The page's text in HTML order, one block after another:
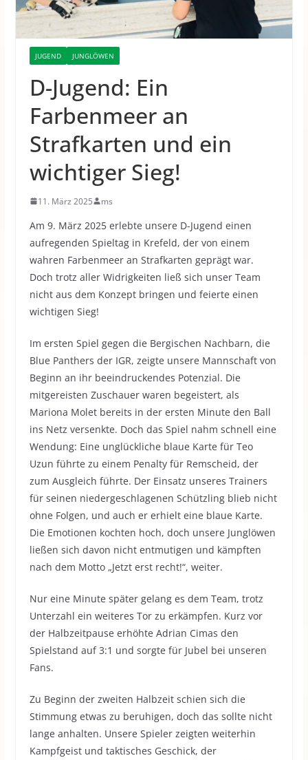
JUGEND JUNGLÖWEN
D-Jugend: Ein
Farbenmeer an
Strafkarten und ein
wichtiger Sieg!
11. März 2025 ms
Am 9. März 2025 erlebte unsere D-Jugend einen
aufregenden Spieltag in Krefeld, der von einem
wahren Farbenmeer an Strafkarten geprägt war.
Doch trotz aller Widrigkeiten ließ sich unser Team
nicht aus dem Konzept bringen und feierte einen
wichtigen Sieg!
Im ersten Spiel gegen die Bergischen Nachbarn, die
Blue Panthers der IGR, zeigte unsere Mannschaft von
Beginn an ihr beeindruckendes Potenzial. Die
mitgereisten Zuschauer waren begeistert, als
Mariona Molet bereits in der ersten Minute den Ball
ins Netz versenkte. Doch das Spiel nahm schnell eine
Wendung: Eine unglückliche blaue Karte für Teo
Uzun führte zu einem Penalty für Remscheid, der
zum Ausgleich führte. Der Einsatz unseres Trainers
für seinen niedergeschlagenen Schützling blieb nicht
ohne Folgen, und auch er erhielt eine blaue Karte.
Die Emotionen kochten hoch, doch unsere Junglöwen
ließen sich davon nicht entmutigen und kämpften
nach dem Motto „Jetzt erst recht!“, weiter.
Nur eine Minute später gelang es dem Team, trotz
Unterzahl ein weiteres Tor zu erkämpfen. Kurz vor
der Halbzeitpause erhöhte Adrian Cimas den
Spielstand auf 3:1 und sorgte für Jubel bei unseren
Fans.
Zu Beginn der zweiten Halbzeit schien sich die
Stimmung etwas zu beruhigen, doch das sollte nicht
lange anhalten. Unsere Spieler zeigten weiterhin
Kampfgeist und taktisches Geschick, der